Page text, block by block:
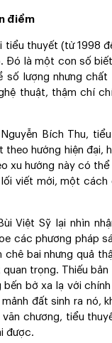
điểm
tiểu thuyết (từ 1998
Đó là một con số
số lượng nhưng
thuật, thậm chí
Nguyễn Bích Thu,
theo hướng hiện đại,
xu hướng này có
viết mới, một cách
Việt Sỹ lại nhìn
các phương pháp
chê bai nhưng quả
trọng. Thiếu
bến bờ xa lạ với
đất sinh ra nó,
chương, tiểu
được.